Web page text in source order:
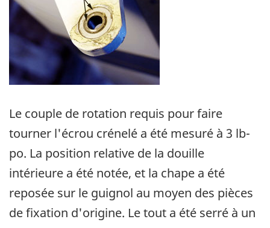
Le couple de rotation requis pour faire
tourner l'écrou crénelé a été mesuré à 3 lb-
po. La position relative de la douille
intérieure a été notée, et la chape a été
reposée sur le guignol au moyen des pièces
de fixation d'origine. Le tout a été serré à un